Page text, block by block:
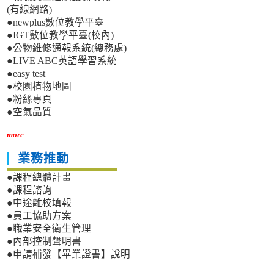
(有線網路)
●newplus數位教學平臺
●IGT數位教學平臺(校內)
●公物維修通報系統(總務處)
●LIVE ABC英語學習系統
●easy test
●校園植物地圖
●粉絲專頁
●空氣品質
more
業務推動
●課程總體計畫
●課程諮詢
●中途離校填報
●員工協助方案
●職業安全衛生管理
●內部控制聲明書
●申請補發【畢業證書】說明